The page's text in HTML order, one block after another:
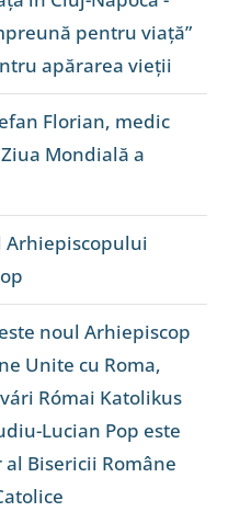
pentru viață”
apărarea vieții
Florian, medic
Mondială a
Arhiepiscopului
noul Arhiepiscop
Unite cu Roma,
Római Katolikus
Lucian Pop este
Bisericii Române